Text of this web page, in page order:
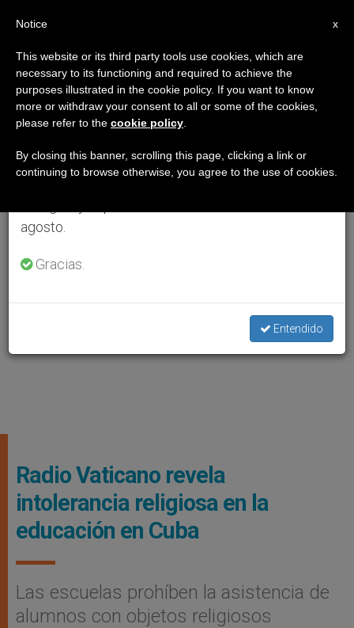
Radio Vaticano revela
intolerancia religiosa en la
educación en Cuba
Las escuelas prohíben la asistencia de
alumnos con objetos religiosos
×
Aviso importante
Del 27 de julio al 7 de agosto haremos la pausa
anual, aprovechando que en el periodo de verano
se generan menos informaciones y también el
agosto.
Gracias.
Entendido
x
Notice
This website or its third party tools use cookies, which are
necessary to its functioning and required to achieve the
purposes illustrated in the cookie policy. If you want to know
more or withdraw your consent to all or some of the cookies,
please refer to the cookie policy
By closing this banner, scrolling this page, clicking a link or
continuing to browse otherwise, you agree to the use of cookies.